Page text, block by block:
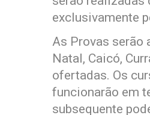
exclusivamente
As Provas serão
Natal, Caicó,
ofertadas. Os
funcionarão em
subsequente